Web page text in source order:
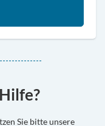
freischalten
Sie bitte unsere